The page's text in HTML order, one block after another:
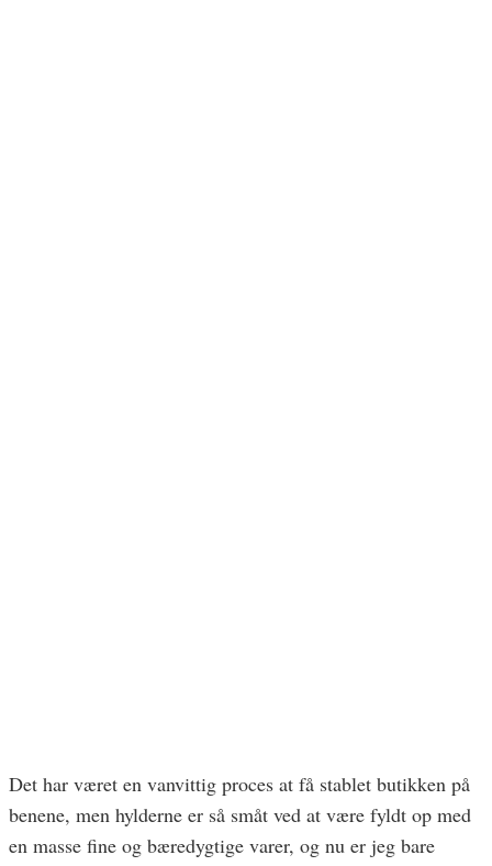
Det har været en vanvittig proces at få stablet butikken på
benene, men hylderne er så småt ved at være fyldt op med
en masse fine og bæredygtige varer, og nu er jeg bare